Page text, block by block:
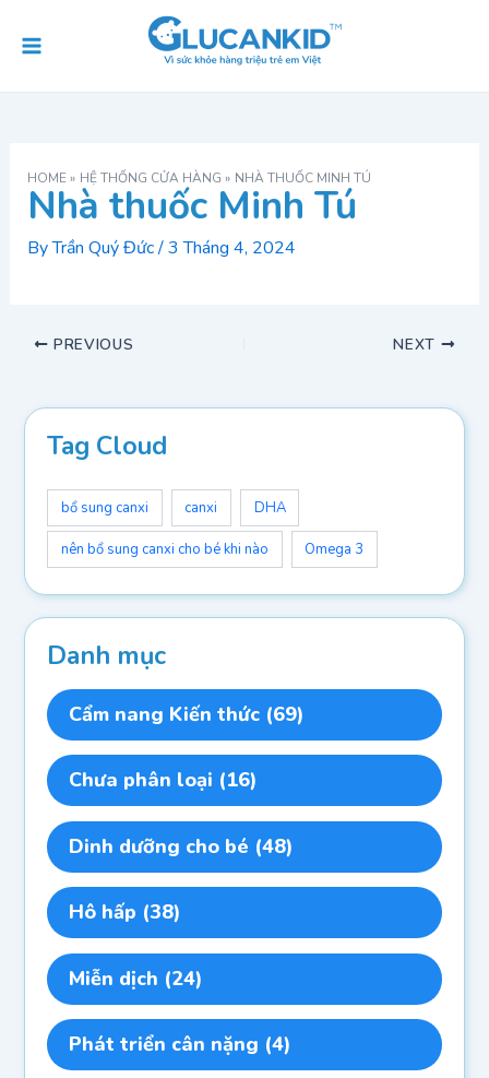
Menu
HOME HỆ THỐNG CỬA HÀNG NHÀ THUỐC MINH TÚ
Nhà thuốc Minh Tú
ByTrần Quý Đức/3 Tháng 4, 2024
navigation
PREVIOUS NEXT
Tag Cloud
bổ sung canxi canxi DHA
nên bổ sung canxi cho bé khi nào Omega 3
Danh mục
Cẩm nang Kiến thức (69)
Chưa phân loại (16)
Dinh dưỡng cho bé (48)
Hô hấp (38)
Miễn dịch (24)
Phát triển cân nặng (4)